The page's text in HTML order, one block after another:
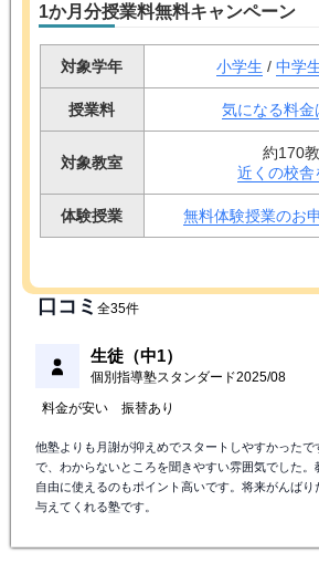
1か月分授業料無料キャンペーン
対象学年 小学生 / 中学
授業料 気になる料金
対象教室
約170
近くの校舎
体験授業 無料体験授業のお
口コミ 全35件
生徒（中1）
個別指導塾スタンダード2025/08
料金が安い 振替あり
他塾よりも月謝が抑えめでスタートしやすかった
で、わからないところを聞きやすい雰囲気でした
自由に使えるのもポイント高いです。将来がんば
与えてくれる塾です。